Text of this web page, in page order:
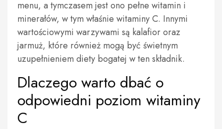
menu, a tymczasem jest ono pełne witamin i
minerałów, w tym właśnie witaminy C. Innymi
wartościowymi warzywami są kalafior oraz
jarmuż, które również mogą być świetnym
uzupełnieniem diety bogatej w ten składnik.
Dlaczego warto dbać o
odpowiedni poziom witaminy
C